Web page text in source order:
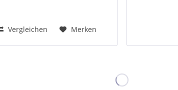
Vergleichen Merken